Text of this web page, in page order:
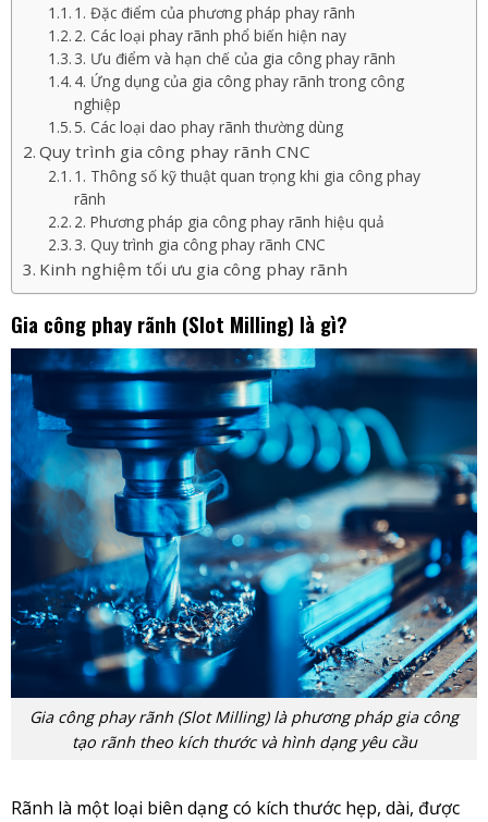
1. Đặc điểm của phương pháp phay rãnh
2. Các loại phay rãnh phổ biến hiện nay
3. Ưu điểm và hạn chế của gia công phay rãnh
4. Ứng dụng của gia công phay rãnh trong công
nghiệp
5. Các loại dao phay rãnh thường dùng
Quy trình gia công phay rãnh CNC
1. Thông số kỹ thuật quan trọng khi gia công phay
rãnh
2. Phương pháp gia công phay rãnh hiệu quả
3. Quy trình gia công phay rãnh CNC
Kinh nghiệm tối ưu gia công phay rãnh
Gia công phay rãnh (Slot Milling) là gì?
Gia công phay rãnh (Slot Milling) là phương pháp gia công
tạo rãnh theo kích thước và hình dạng yêu cầu
Rãnh là một loại biên dạng có kích thước hẹp, dài, được